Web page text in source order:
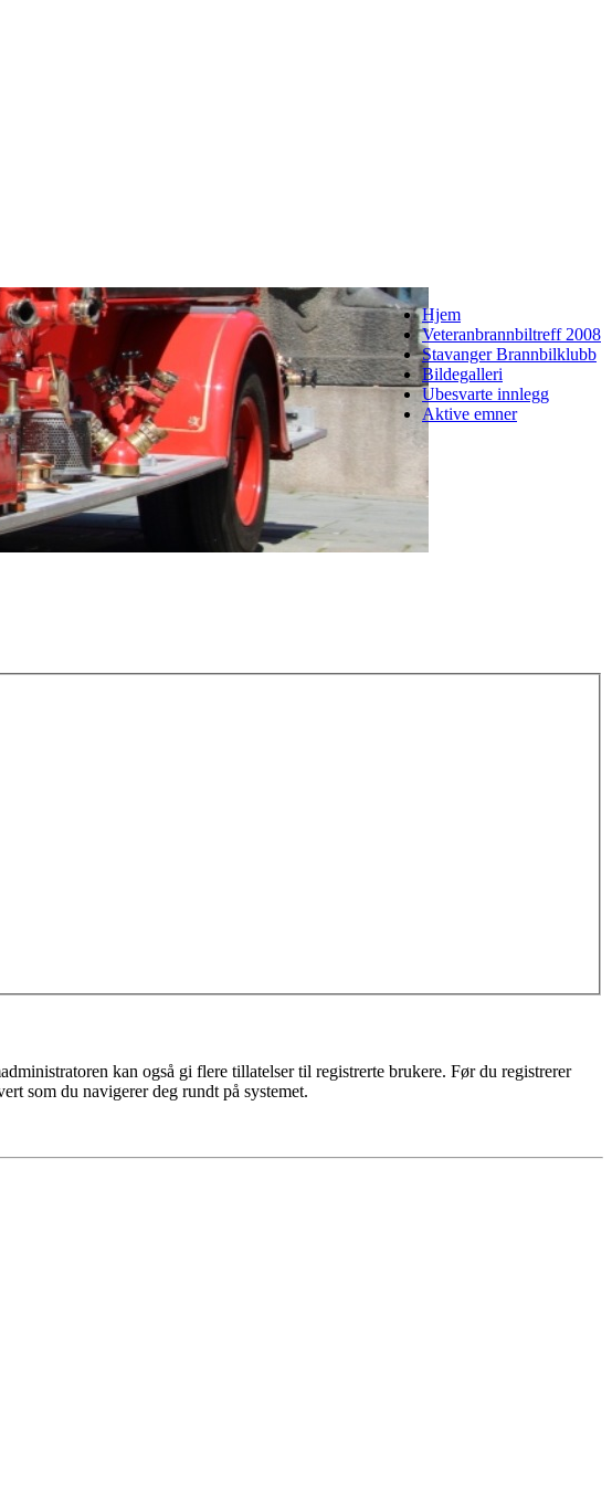
Hjem
Veteranbrannbiltreff 2008
Stavanger Brannbilklubb
Bildegalleri
Ubesvarte innlegg
Aktive emner
kan også gi flere tillatelser til registrerte brukere. Før du registrerer
som du navigerer deg rundt på systemet.